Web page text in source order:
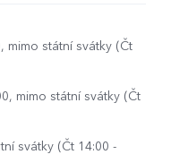
mimo státní svátky (Čt
mimo státní svátky (Čt
svátky (Čt 14:00 -